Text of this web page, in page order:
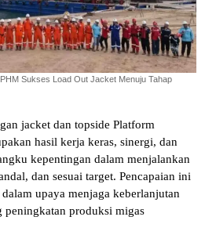
Sukses Load Out Jacket Menuju Tahap
jacket dan topside Platform
hasil kerja keras, sinergi, dan
kepentingan dalam menjalankan
dan sesuai target. Pencapaian ini
upaya menjaga keberlanjutan
peningkatan produksi migas